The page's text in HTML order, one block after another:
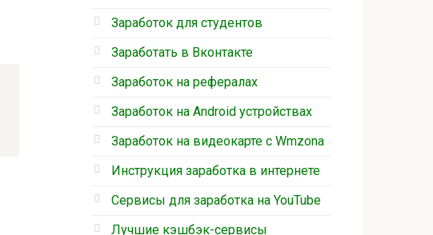
Заработок для студентов
Заработать в Вконтакте
Заработок на рефералах
Заработок на Android устройствах
Заработок на видеокарте с Wmzona
Инструкция заработка в интернете
Cервисы для заработка на YouTube
Лучшие кэшбэк-сервисы